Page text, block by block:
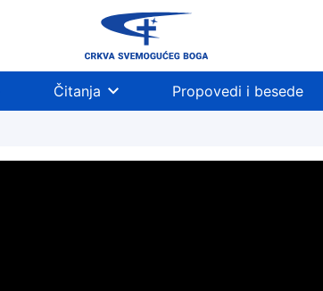
Čitanja Propovedi i besede